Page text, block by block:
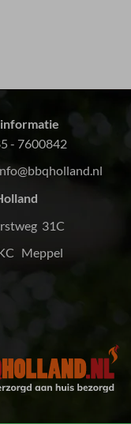
- 7600842
31C
Meppel